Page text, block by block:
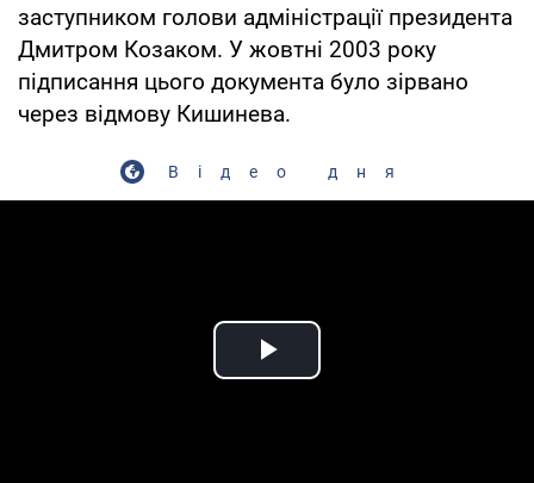
заступником голови адміністрації президента
Дмитром Козаком. У жовтні 2003 року
підписання цього документа було зірвано
через відмову Кишинева.
Відео дня
Play Video